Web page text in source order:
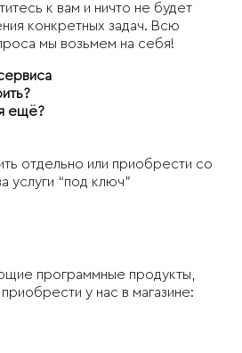
к вам и ничто не будет
конкретных задач. Всю
мы возьмем на себя!
ещё?
отдельно или приобрести со
услуги “под ключ”
программные продукты,
у нас в магазине: